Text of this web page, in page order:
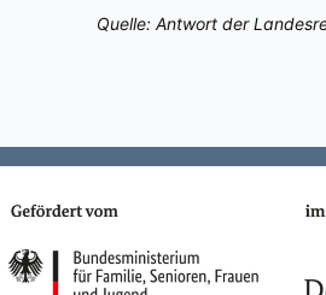
Quelle: Antwort der